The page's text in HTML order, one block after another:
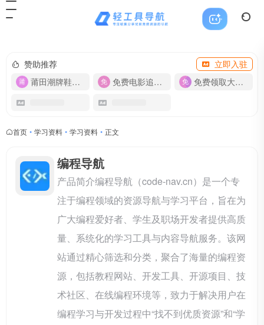
赞助推荐
立即入驻
莆田潮牌鞋服-货源
免费电影追剧APP 免费领取大流量卡【500G】
首页 • 学习资料 • 学习资料 • 正文
编程导航
产品简介编程导航（code-nav.cn）是一个专
注于编程领域的资源导航与学习平台，旨在为
广大编程爱好者、学生及职场开发者提供高质
量、系统化的学习工具与内容导航服务。该网
站通过精心筛选和分类，聚合了海量的编程资
源，包括教程网站、开发工具、开源项目、技
术社区、在线编程环境等，致力于解决用户在
编程学习与开发过程中“找不到优质资源”和“学